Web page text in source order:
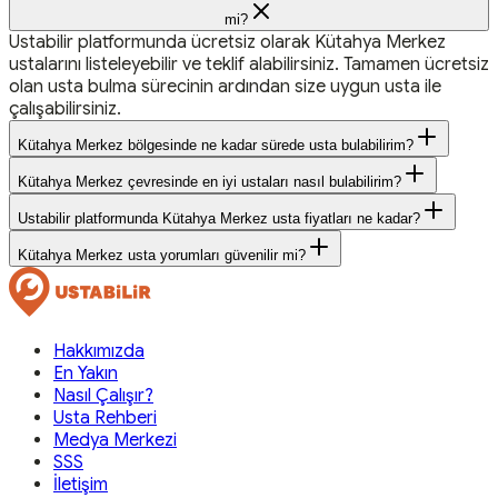
mi?
Ustabilir platformunda ücretsiz olarak Kütahya Merkez
ustalarını listeleyebilir ve teklif alabilirsiniz. Tamamen ücretsiz
olan usta bulma sürecinin ardından size uygun usta ile
çalışabilirsiniz.
Kütahya Merkez bölgesinde ne kadar sürede usta bulabilirim?
Kütahya Merkez çevresinde en iyi ustaları nasıl bulabilirim?
Ustabilir platformunda Kütahya Merkez usta fiyatları ne kadar?
Kütahya Merkez usta yorumları güvenilir mi?
Hakkımızda
En Yakın
Nasıl Çalışır?
Usta Rehberi
Medya Merkezi
SSS
İletişim